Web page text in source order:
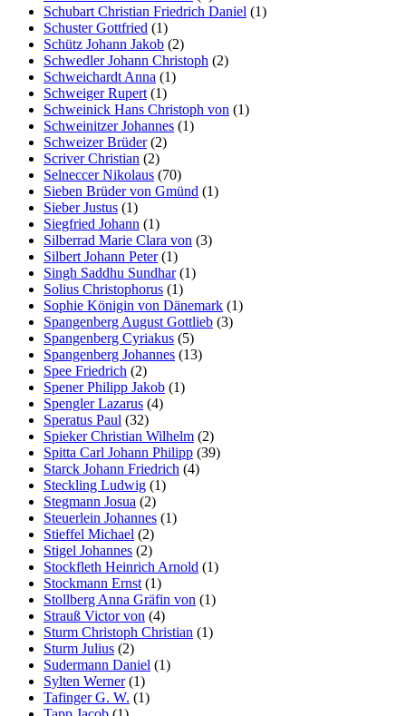
Schubart Christian Friedrich Daniel (1)
Schuster Gottfried (1)
Schütz Johann Jakob (2)
Schwedler Johann Christoph (2)
Schweichardt Anna (1)
Schweiger Rupert (1)
Schweinick Hans Christoph von (1)
Schweinitzer Johannes (1)
Schweizer Brüder(2)
Scriver Christian (2)
Selneccer Nikolaus (70)
Sieben Brüder von Gmünd (1)
Sieber Justus (1)
Siegfried Johann (1)
Silberrad Marie Clara von (3)
Silbert Johann Peter(1)
Singh Saddhu Sundhar(1)
Solius Christophorus (1)
Sophie Königin von Dänemark (1)
Spangenberg August Gottlieb (3)
Spangenberg Cyriakus (5)
Spangenberg Johannes (13)
Spee Friedrich (2)
Spener Philipp Jakob (1)
Spengler Lazarus (4)
Speratus Paul (32)
Spieker Christian Wilhelm (2)
Spitta Carl Johann Philipp (39)
Starck Johann Friedrich (4)
Steckling Ludwig (1)
Stegmann Josua (2)
Steuerlein Johannes (1)
Stieffel Michael (2)
Stigel Johannes (2)
Stockfleth Heinrich Arnold (1)
Stockmann Ernst (1)
Stollberg Anna Gräfin von (1)
Strauß Victor von (4)
Sturm Christoph Christian (1)
Sturm Julius (2)
Sudermann Daniel (1)
Sylten Werner(1)
Tafinger G. W. (1)